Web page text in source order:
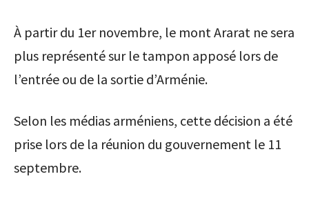
À partir du 1er novembre, le mont Ararat ne sera
plus représenté sur le tampon apposé lors de
l’entrée ou de la sortie d’Arménie.
Selon les médias arméniens, cette décision a été
prise lors de la réunion du gouvernement le 11
septembre.